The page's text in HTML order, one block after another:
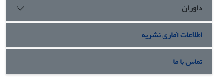
داوران
اطلاعات آماری نشریه
تماس با ما